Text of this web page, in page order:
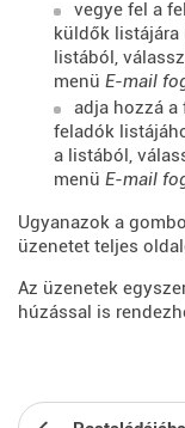
vegye fel a
küldők listájára
listából,
menü E-mail
adja hozzá
feladók
a listából,
menü E-mail
Ugyanazok a
üzenetet teljes
Az üzenetek
húzással is